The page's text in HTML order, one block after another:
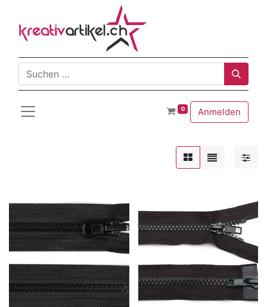
0 Anmelden